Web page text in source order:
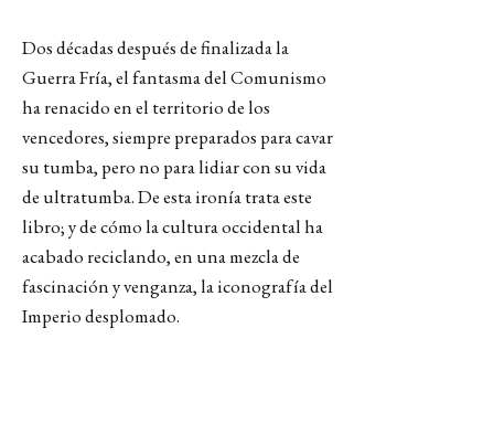
Dos décadas después de finalizada la
Guerra Fría, el fantasma del Comunismo
ha renacido en el territorio de los
vencedores, siempre preparados para cavar
su tumba, pero no para lidiar con su vida
de ultratumba. De esta ironía trata este
libro; y de cómo la cultura occidental ha
acabado reciclando, en una mezcla de
fascinación y venganza, la iconografía del
Imperio desplomado.